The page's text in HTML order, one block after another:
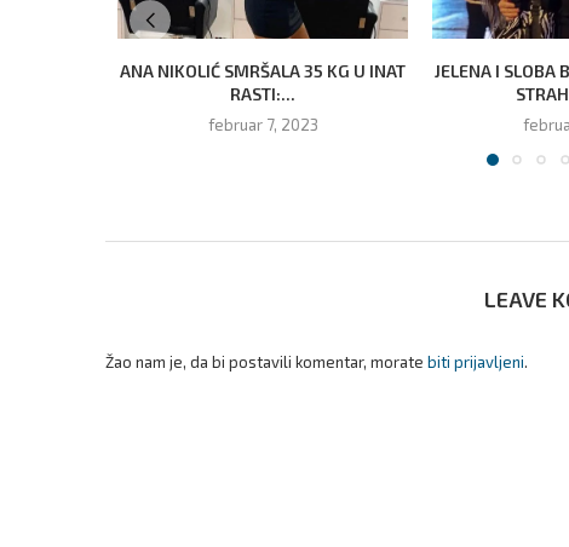
ANA NIKOLIĆ SMRŠALA 35 KG U INAT
RASTI:...
februar 7, 2023
JELENA I SLOBA
LEAVE
Žao nam je, da bi postavili komentar, morate biti prijavljeni.